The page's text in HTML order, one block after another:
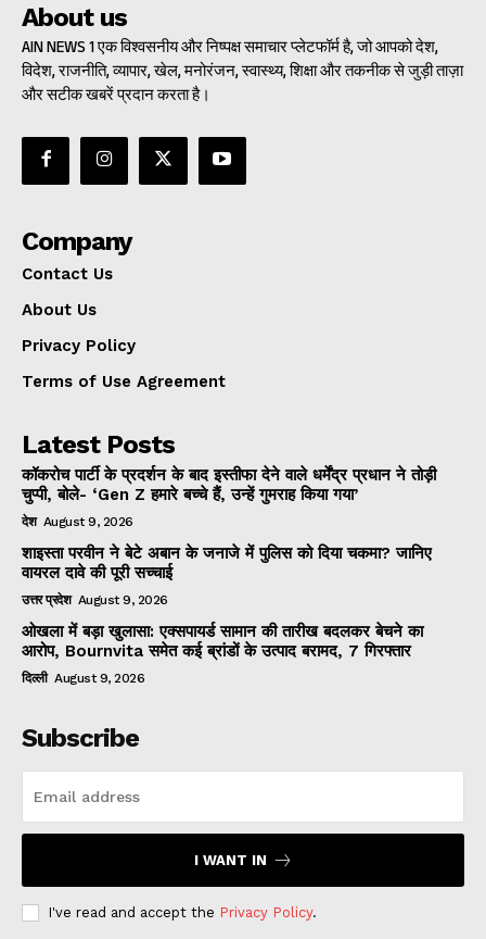
About us
AIN NEWS 1 एक विश्वसनीय और निष्पक्ष समाचार प्लेटफॉर्म है, जो आपको देश,
विदेश, राजनीति, व्यापार, खेल, मनोरंजन, स्वास्थ्य, शिक्षा और तकनीक से जुड़ी ताज़ा
और सटीक खबरें प्रदान करता है।
Company
Contact Us
About Us
Privacy Policy
Terms of Use Agreement
Latest Posts
कॉकरोच पार्टी के प्रदर्शन के बाद इस्तीफा देने वाले धर्मेंद्र प्रधान ने तोड़ी
चुप्पी, बोले- ‘Gen Z हमारे बच्चे हैं, उन्हें गुमराह किया गया’
देश August 9, 2026
शाइस्ता परवीन ने बेटे अबान के जनाजे में पुलिस को दिया चकमा? जानिए
वायरल दावे की पूरी सच्चाई
उत्तर प्रदेश August 9, 2026
ओखला में बड़ा खुलासा: एक्सपायर्ड सामान की तारीख बदलकर बेचने का
आरोप, Bournvita समेत कई ब्रांडों के उत्पाद बरामद, 7 गिरफ्तार
दिल्ली August 9, 2026
Subscribe
I WANT IN
I've read and accept the Privacy Policy.